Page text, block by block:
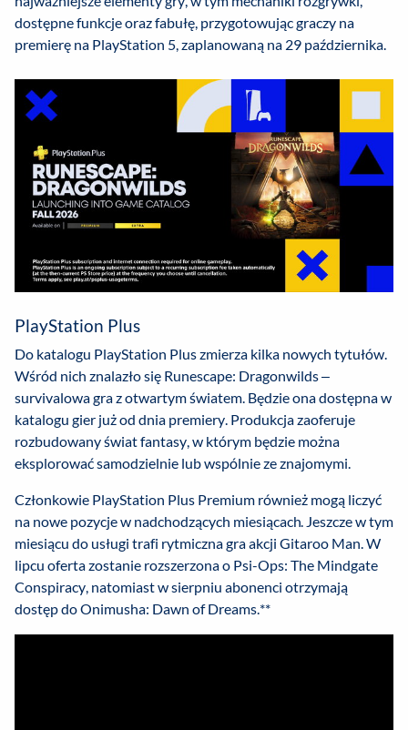
dostępne funkcje oraz fabułę, przygotowując graczy na
premierę na PlayStation 5, zaplanowaną na 29 października.
PlayStation Plus
Do katalogu PlayStation Plus zmierza kilka nowych tytułów.
Wśród nich znalazło się Runescape: Dragonwilds –
survivalowa gra z otwartym światem. Będzie ona dostępna w
katalogu gier już od dnia premiery. Produkcja zaoferuje
rozbudowany świat fantasy, w którym będzie można
eksplorować samodzielnie lub wspólnie ze znajomymi.
Członkowie PlayStation Plus Premium również mogą liczyć
na nowe pozycje w nadchodzących miesiącach. Jeszcze w tym
miesiącu do usługi trafi rytmiczna gra akcji Gitaroo Man. W
lipcu oferta zostanie rozszerzona o Psi-Ops: The Mindgate
Conspiracy, natomiast w sierpniu abonenci otrzymają
dostęp do Onimusha: Dawn of Dreams.**